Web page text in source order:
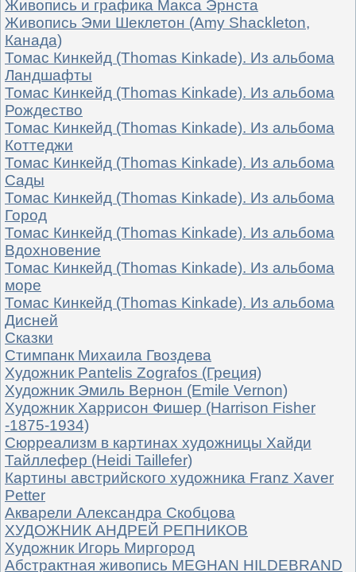
Живопись и графика Макса Эрнста
Живопись Эми Шеклетон (Amy Shackleton,
Канада)
Томас Кинкейд (Thomas Kinkade). Из альбома
Ландшафты
Томас Кинкейд (Thomas Kinkade). Из альбома
Рождество
Томас Кинкейд (Thomas Kinkade). Из альбома
Коттеджи
Томас Кинкейд (Thomas Kinkade). Из альбома
Сады
Томас Кинкейд (Thomas Kinkade). Из альбома
Город
Томас Кинкейд (Thomas Kinkade). Из альбома
Вдохновение
Томас Кинкейд (Thomas Kinkade). Из альбома
море
Томас Кинкейд (Thomas Kinkade). Из альбома
Дисней
Сказки
Стимпанк Михаила Гвоздева
Художник Pantelis Zografos (Греция)
Художник Эмиль Вернон (Emile Vernon)
Художник Харрисон Фишер (Harrison Fisher
-1875-1934)
Сюрреализм в картинах художницы Хайди
Тайллефер (Heidi Taillefer)
Картины австрийского художника Franz Xaver
Petter
Акварели Александра Скобцова
ХУДОЖНИК АНДРЕЙ РЕПНИКОВ
Художник Игорь Миргород
Абстрактная живопись MEGHAN HILDEBRAND